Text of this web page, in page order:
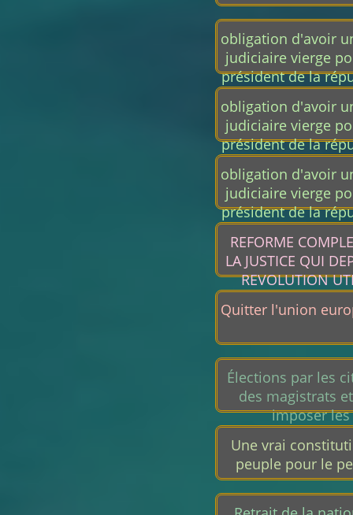
obligation d'avoir
judiciaire vierge
président de la
ministre,
député ou tout
mandat
obligation d'avoir
judiciaire vierge
président de la
ministre,
député ou tout
mandat
obligation d'avoir
judiciaire vierge
président de la
ministre,
député ou tout
mandat
REFORME
LA JUSTICE QUI
REVOLUTION
L'USURPATION
AGISSANT AU
Quitter l'union
Élections par les
des magistrats
imposer les
responsabilités
civiles et pénales
décisions.
Une vrai
peuple pour le